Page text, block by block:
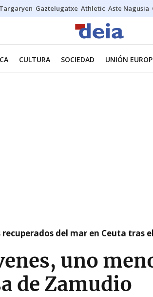
Gaztelugatxe Athletic Aste Nagusia
CULTURA SOCIEDAD UNIÓN
del mar en Ceuta tras
uno
de Zamudio